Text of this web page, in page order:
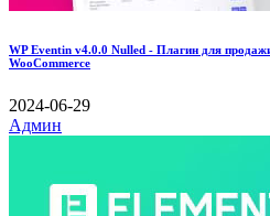
WP Eventin v4.0.0 Nulled - Плагин для
WooCommerce
2024-06-29
Админ